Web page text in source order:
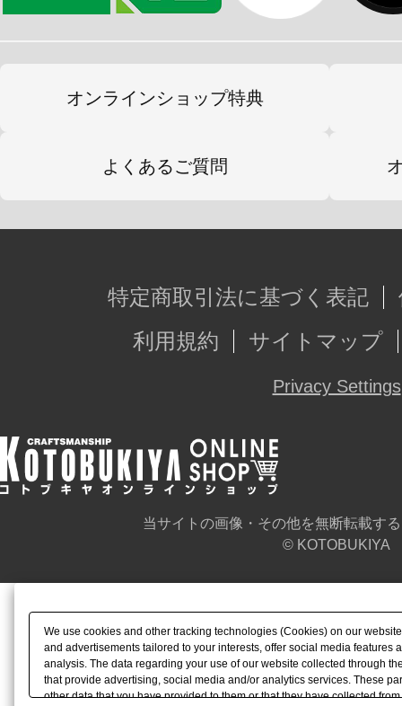
オンラインショップ特典
よくあるご質問
特定商取引法に基づく表記
利用規約
サイトマップ
Privacy Settings
当サイトの画像・その他を無断転載す
© KOTOBUKIYA
We use cookies and other tracking technologies (Cookies) on our
and advertisements tailored to your interests, offer social media features
analysis. The data regarding your use of our website collected through
that provide advertising, social media and/or analytics services. These
other data that you have provided to them or that they have collected